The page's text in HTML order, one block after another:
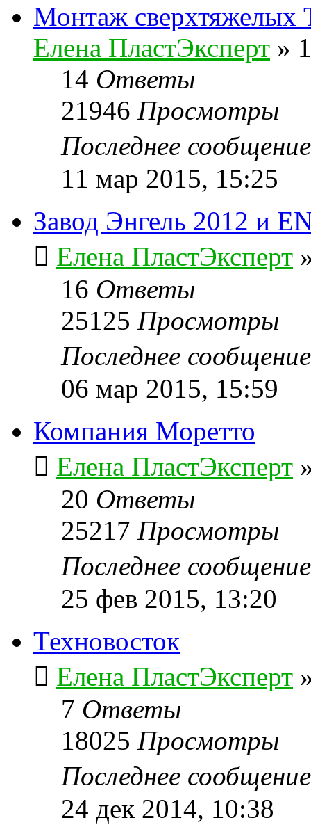
Монтаж сверхтяжелых
Елена ПластЭксперт »
14 Ответы
21946 Просмотры
Последнее
11 мар 2015, 15:25
Завод Энгель 2012 и
Елена ПластЭксперт
16 Ответы
25125 Просмотры
Последнее
06 мар 2015, 15:59
Компания Моретто
Елена ПластЭксперт
20 Ответы
25217 Просмотры
Последнее
25 фев 2015, 13:20
Техновосток
Елена ПластЭксперт
7 Ответы
18025 Просмотры
Последнее
24 дек 2014, 10:38